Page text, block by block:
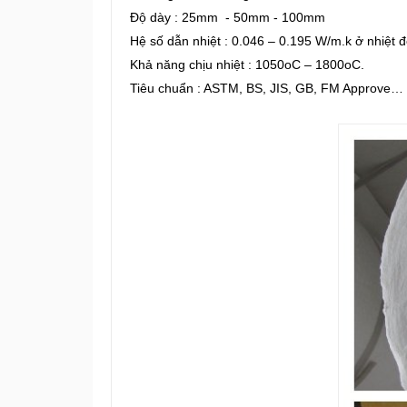
Độ dày : 25mm - 50mm - 100mm
Hệ số dẫn nhiệt : 0.046 – 0.195 W/m.k ở nhiệt
Khả năng chịu nhiệt : 1050oC – 1800oC.
Tiêu chuẩn : ASTM, BS, JIS, GB, FM Approve…